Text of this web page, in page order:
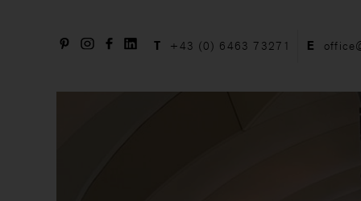
T +43 (0) 6463 73271 E